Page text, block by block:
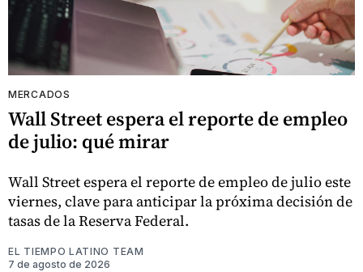
MERCADOS
Wall Street espera el reporte de empleo
de julio: qué mirar
Wall Street espera el reporte de empleo de julio este
viernes, clave para anticipar la próxima decisión de
tasas de la Reserva Federal.
EL TIEMPO LATINO TEAM
7 de agosto de 2026